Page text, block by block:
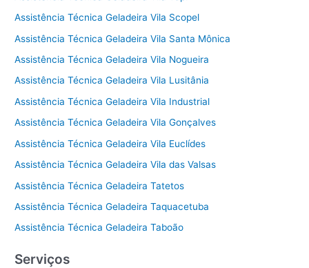
Assistência Técnica Geladeira Vila Scopel
Assistência Técnica Geladeira Vila Santa Mônica
Assistência Técnica Geladeira Vila Nogueira
Assistência Técnica Geladeira Vila Lusitânia
Assistência Técnica Geladeira Vila Industrial
Assistência Técnica Geladeira Vila Gonçalves
Assistência Técnica Geladeira Vila Euclídes
Assistência Técnica Geladeira Vila das Valsas
Assistência Técnica Geladeira Tatetos
Assistência Técnica Geladeira Taquacetuba
Assistência Técnica Geladeira Taboão
Serviços